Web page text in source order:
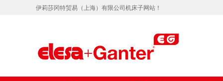
伊莉莎冈特贸易（上海）有限公司机床子网站！